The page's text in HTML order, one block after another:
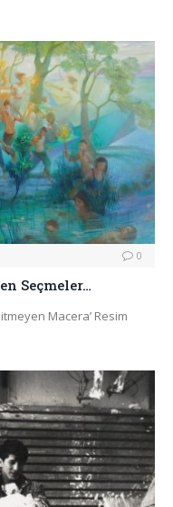
0
Seçmeler…
Macera’ Resim